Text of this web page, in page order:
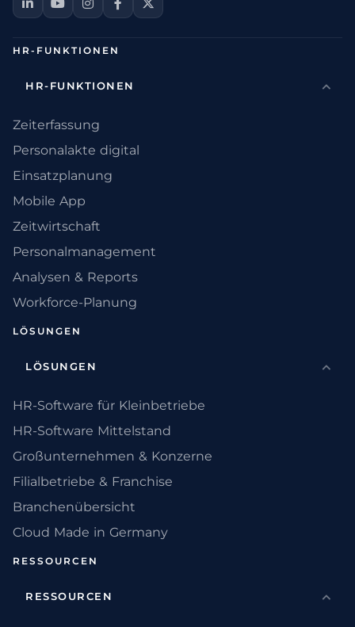
HR-FUNKTIONEN
HR-FUNKTIONEN
Zeiterfassung
Personalakte digital
Einsatzplanung
Mobile App
Zeitwirtschaft
Personalmanagement
Analysen & Reports
Workforce-Planung
LÖSUNGEN
LÖSUNGEN
HR-Software für Kleinbetriebe
HR-Software Mittelstand
Großunternehmen & Konzerne
Filialbetriebe & Franchise
Branchenübersicht
Cloud Made in Germany
RESSOURCEN
RESSOURCEN